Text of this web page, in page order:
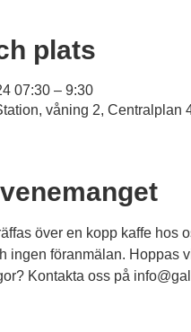
plats
07:30 – 9:30
våning 2, Centralplan
över en kopp kaffe hos
ingen föranmälan. Hoppas
Kontakta oss på